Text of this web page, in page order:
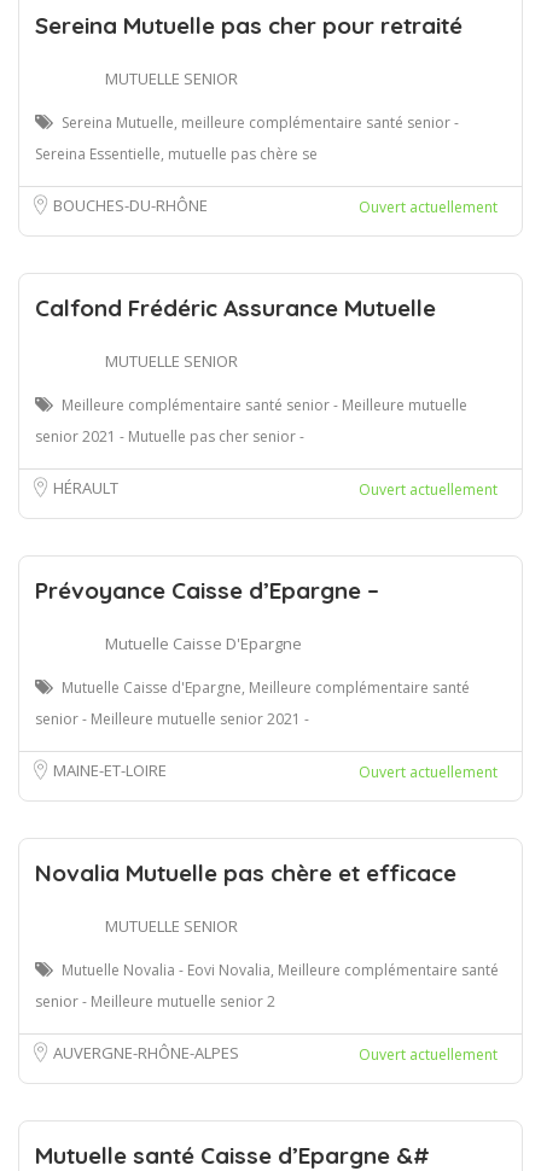
Sereina Mutuelle pas cher pour retraité
MUTUELLE SENIOR
Sereina Mutuelle, meilleure complémentaire santé senior -
Sereina Essentielle, mutuelle pas chère se
BOUCHES-DU-RHÔNE Ouvert actuellement
Calfond Frédéric Assurance Mutuelle
MUTUELLE SENIOR
Meilleure complémentaire santé senior - Meilleure mutuelle
senior 2021 - Mutuelle pas cher senior -
HÉRAULT Ouvert actuellement
Prévoyance Caisse d’Epargne –
Mutuelle Caisse D'Epargne
Mutuelle Caisse d'Epargne, Meilleure complémentaire santé
senior - Meilleure mutuelle senior 2021 -
MAINE-ET-LOIRE Ouvert actuellement
Novalia Mutuelle pas chère et efficace
MUTUELLE SENIOR
Mutuelle Novalia - Eovi Novalia, Meilleure complémentaire santé
senior - Meilleure mutuelle senior 2
AUVERGNE-RHÔNE-ALPES Ouvert actuellement
Mutuelle santé Caisse d’Epargne &#